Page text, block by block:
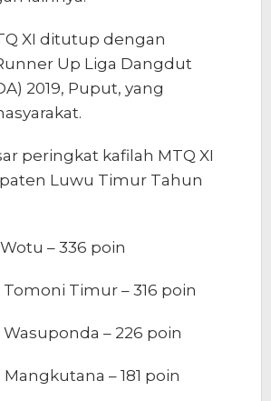
XI ditutup dengan
Up Liga Dangdut
2019, Puput, yang
peringkat kafilah MTQ XI
Luwu Timur Tahun
– 336 poin
Timur – 316 poin
– 226 poin
– 181 poin